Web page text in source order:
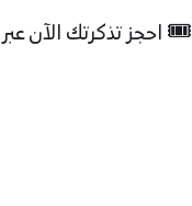
🎟️ احجز تذكرتك الآن عبر WBK واستمتع بالتجربة